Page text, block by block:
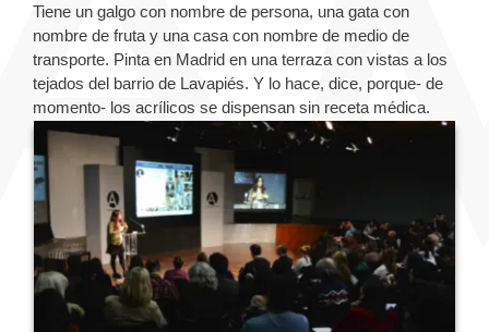
Tiene un galgo con nombre de persona, una gata con
nombre de fruta y una casa con nombre de medio de
transporte. Pinta en Madrid en una terraza con vistas a los
tejados del barrio de Lavapiés. Y lo hace, dice, porque- de
momento- los acrílicos se dispensan sin receta médica.